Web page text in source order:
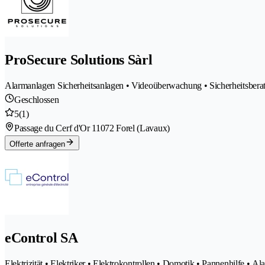
ProSecure Solutions Sàrl
Alarmanlagen Sicherheitsanlagen • Videoüberwachung •
Geschlossen
5(1)
Passage du Cerf d'Or 11072 Forel (Lavaux)
Offerte anfragen
eControl SA